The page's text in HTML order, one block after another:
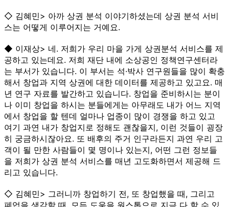
◇ 김혜민> 아까 상권 분석 이야기하셨는데 상권 분석 서비
스는 어떻게 이루어지는 거예요.
◆ 이재상> 네. 저희가 우리 마을 가게 상권분석 서비스를 제
공하고 있는데요. 저희 재단 내에 소상공인 정책연구센터라
는 부서가 있습니다. 이 부서는 석·박사 연구원들을 많이 확충
해서 창업과 지역 상권에 대한 데이터를 제공하고 있고요. 매
년 연구 자료를 발간하고 있습니다. 창업을 준비하시는 분이
나 이미 창업을 하시는 분들에게는 아무래도 내가 어느 지역
에서 창업을 할 텐데 얼마나 업종이 많이 경쟁을 하고 있고
여기 과연 내가 창업지로 정해도 괜찮을지, 이런 것들이 굉장
히 궁금하시잖아요. 또 배후의 주거 인구라든지 과연 우리 고
객이 될 만한 사람들이 몇 명이나 있는지, 어떤 그런 정보들
을 저희가 상권 분석 서비스를 매년 고도화하면서 제공해 드
리고 있습니다.
◇ 김혜민> 그러니까 창업하기 전, 또 창업했을 때, 그리고
폐업을 생각할 때, 모든 도움을 원스톱으로 지금 다 할 수 있